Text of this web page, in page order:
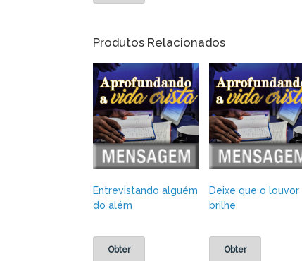
Produtos Relacionados
Entrevistando alguém
do além
Obter
Deixe que o louvor
brilhe
Obter